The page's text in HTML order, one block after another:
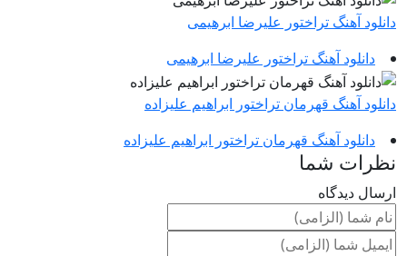
دانلود آهنگ تراختور علیرضا ابرهیمی
دانلود آهنگ تراختور علیرضا ابرهیمی
دانلود آهنگ قهرمان تراختور ابراهیم علیزاده
دانلود آهنگ قهرمان تراختور ابراهیم علیزاده
نظرات شما
ارسال دیدگاه